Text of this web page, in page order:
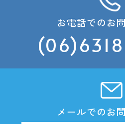
お電話でのお
メールでのお